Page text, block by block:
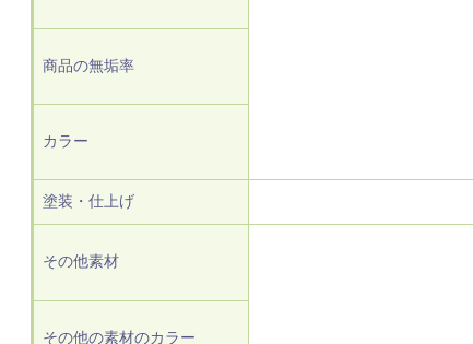
商品の無垢率
カラー
塗装・仕上げ
その他素材
その他の素材のカラー